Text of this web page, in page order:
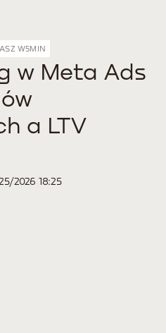
W5MIN
w Meta Ads
a LTV
2026 18:25